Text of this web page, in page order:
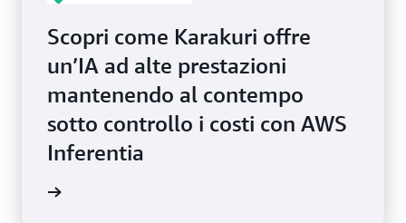
Scopri come Karakuri offre
un’IA ad alte prestazioni
mantenendo al contempo
sotto controllo i costi con AWS
Inferentia